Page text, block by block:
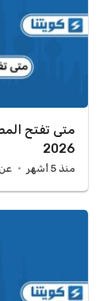
متى تفتح
2026
منذ 5 أشهر